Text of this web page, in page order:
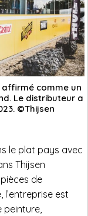
affirmé comme un
Le distributeur a
©Thijsen
le plat pays avec
Thijsen
de
est
peinture,